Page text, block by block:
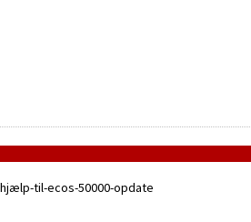
til-ecos-50000-opdate